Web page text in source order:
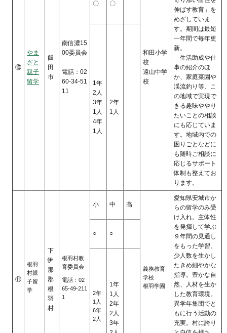
⑩
やま
ざと
親子
留学
飯
田
市
南信濃15
00委員会
電話：02
60-34-51
11
和田小学
校
遠山中学
校
伸ばす教育」を
めざしていま
す。期間は最短
一年間で毎年更
新。
生活助成や仕
事の紹介のほ
か、家庭菜園や
渓流釣り等、こ
の地域で実現で
きる趣味ややり
たいことの相談
にも応じていま
す。地域内での
困りごとなどに
も随時ご相談に
応じるサポート
体制も整えてお
ります。
〇 〇
1年
2人
3年
1人
4年
1人
2年
1人
⑪
根羽
村親
子留
学
下
伊
那
郡
根
羽
村
根羽村教
育委員会
電話：02
65-49-211
1
小 中 高
義務教育
学校
根羽学園
愛知県安城市か
らの留学のみ受
け入れ。主体性
を発揮して学ぶ
９年間の見通し
をもった学習。
少人数を生かし
たきめ細やかな
指導。豊かな自
然、人材を生か
した教育環境。
異学年集団でと
もに行う活動の
充実。村に誇り
○ ○
2年
1人
6年
2人
1年
1人
2年
2人
3年